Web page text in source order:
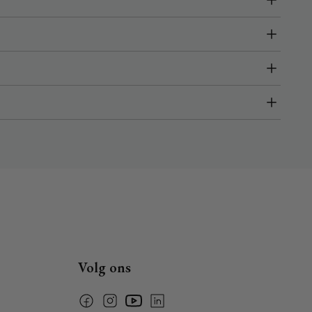
Volg ons
FacebookInstagramYouTubeLinkedin